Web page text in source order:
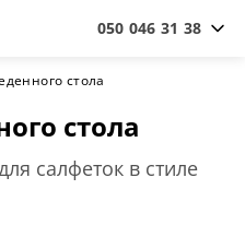
050 046 31 38
стола
стола
салфеток в стиле